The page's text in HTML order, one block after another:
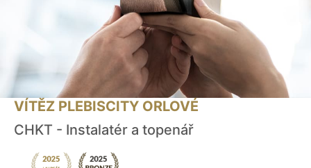
VÍTĚZ PLEBISCITY ORLOVÉ
CHKT - Instalatér a topenář